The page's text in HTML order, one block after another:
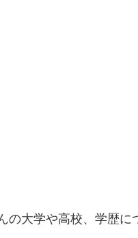
の大学や高校、学歴に